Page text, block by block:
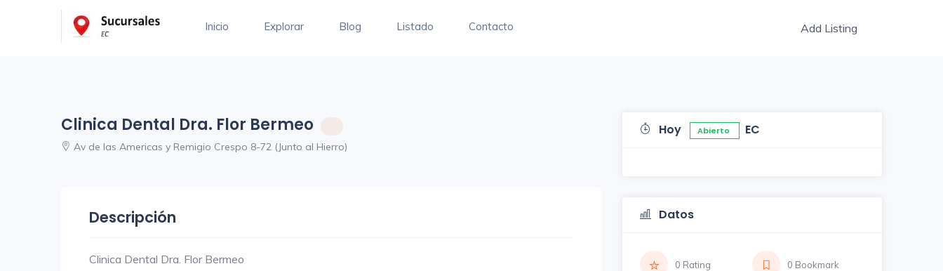
Add Listing
Inicio Explorar Blog Listado Contacto
Clinica Dental Dra. Flor Bermeo
Av de las Americas y Remigio Crespo 8-72 (Junto al Hierro)
Descripción
Clinica Dental Dra. Flor Bermeo
Hoy Abierto EC
Datos
0 Rating 0 Bookmark